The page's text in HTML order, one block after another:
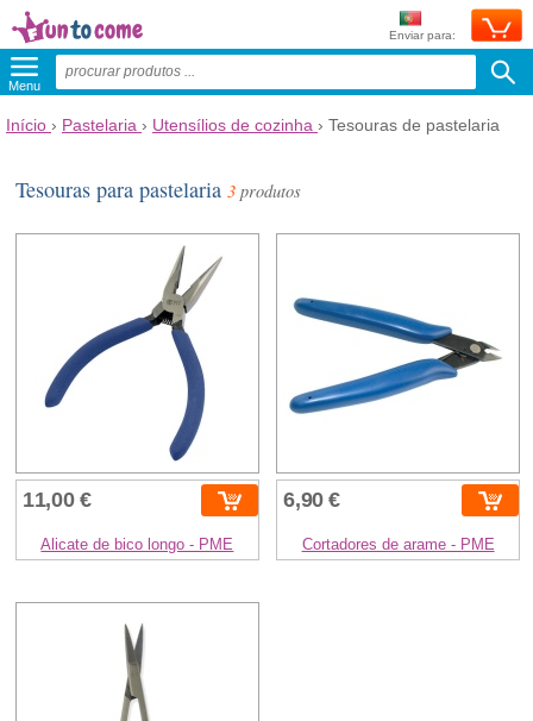
Enviar para:
Menu
Início › Pastelaria › Utensílios de cozinha › Tesouras de pastelaria
Tesouras para pastelaria3 produtos
11,00 €
Alicate de bico longo - PME
6,90 €
Cortadores de arame - PME